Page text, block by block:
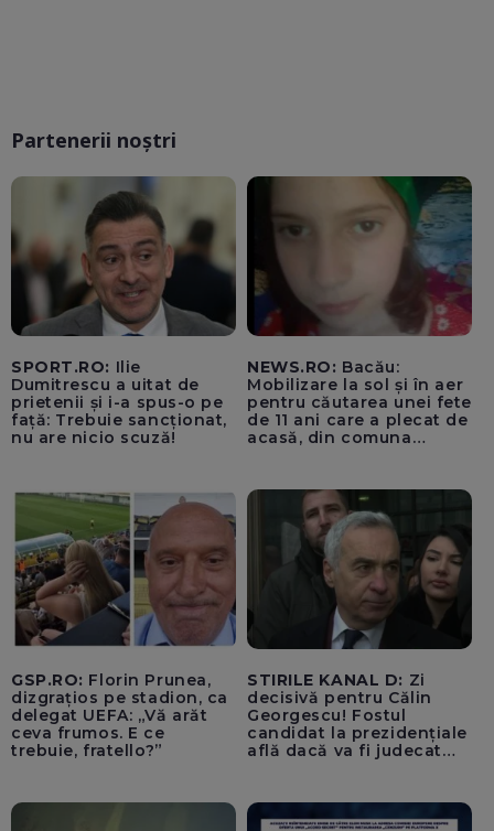
Partenerii noștri
SPORT.RO: Ilie
Dumitrescu a uitat de
prietenii și i-a spus-o pe
față: Trebuie sancționat,
nu are nicio scuză!
NEWS.RO: Bacău:
Mobilizare la sol și în aer
pentru căutarea unei fete
de 11 ani care a plecat de
acasă, din comuna
joi spre vineri, inclusiv cu
o cameră cu
termoviziune
GSP.RO: Florin Prunea,
dizgrațios pe stadion, ca
delegat UEFA: „Vă arăt
ceva frumos. E ce
trebuie, fratello?”
STIRILE KANAL D: Zi
decisivă pentru Călin
Georgescu! Fostul
candidat la prezidențiale
află dacă va fi judecat